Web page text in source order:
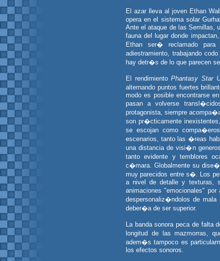
El azar lleva al joven Ethan
opera en el sistema solar
Ante el ataque de las Semillas,
fauna del lugar donde
Ethan ser� reclamado
adiestramiento, trabajando
hay detr�s de lo que parecen
El rendimientoPhantasy Star
alternando puntos fuertes
modo es posible encontrarse
pasan a volverse
protagonista, siempre
son pr�cticamente
se escojan como
escenarios, tanto las �reas
una distancia de visi�n
tanto evidente y temblores
c�mara. Globalmente su
muy parecidos entre s�. Los
a nivel de detalle y texturas,
animaciones "emocionales"
despersonaliz�ndolos de
deber�a de ser superior.
La banda sonora peca de falta
longitud de las mazmorras,
adem�s tampoco es
los efectos sonoros.